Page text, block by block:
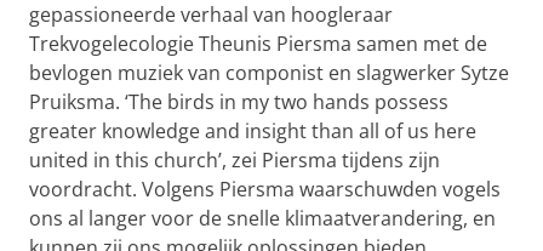
gepassioneerde verhaal van hoogleraar
Trekvogelecologie Theunis Piersma samen met de
bevlogen muziek van componist en slagwerker Sytze
Pruiksma. ‘The birds in my two hands possess
greater knowledge and insight than all of us here
united in this church’, zei Piersma tijdens zijn
voordracht. Volgens Piersma waarschuwden vogels
ons al langer voor de snelle klimaatverandering, en